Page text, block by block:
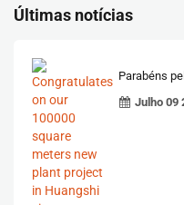
Últimas notícias
Parabéns
Julho 09